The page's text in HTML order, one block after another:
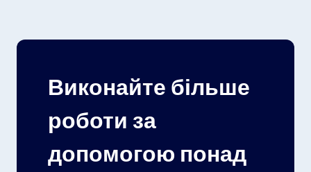
Виконайте більше
роботи за
допомогою понад